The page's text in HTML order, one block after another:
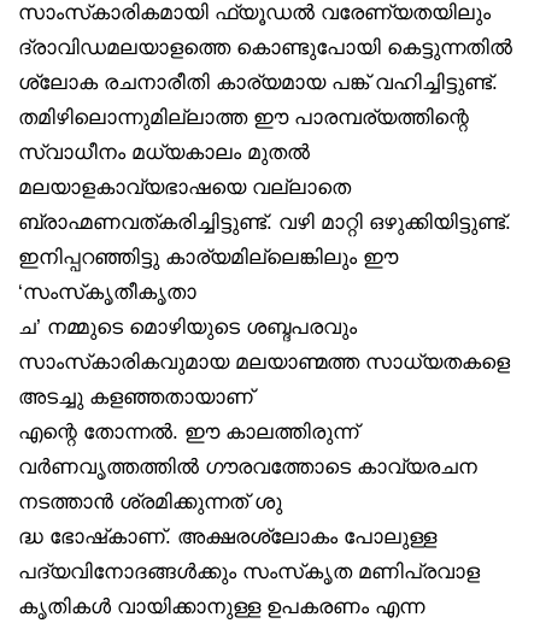
സാംസ്‌കാരികമായി ഫ്യൂഡൽ വരേണ്യതയിലും
ദ്രാവിഡമലയാളത്തെ കൊണ്ടുപോയി കെട്ടുന്നതിൽ
ശ്ലോക രചനാരീതി കാര്യമായ പങ്ക് വഹിച്ചിട്ടുണ്ട്.
തമിഴിലൊന്നുമില്ലാത്ത ഈ പാരമ്പര്യത്തിന്റെ
സ്വാധീനം മധ്യകാലം മുതൽ
മലയാളകാവ്യഭാഷയെ വല്ലാതെ
ബ്രാഹ്മണവത്കരിച്ചിട്ടുണ്ട്. വഴി മാറ്റി ഒഴുക്കിയിട്ടുണ്ട്.
ഇനിപ്പറഞ്ഞിട്ടു കാര്യമില്ലെങ്കിലും ഈ
‘സംസ്‌കൃതീകൃതാ
ച’ നമ്മുടെ മൊഴിയുടെ ശബ്ദപരവും
സാംസ്‌കാരികവുമായ മലയാണ്മത്ത സാധ്യതകളെ
അടച്ചു കളഞ്ഞതായാണ്
എന്റെ തോന്നൽ. ഈ കാലത്തിരുന്ന്
വർണവൃത്തത്തിൽ ഗൗരവത്തോടെ കാവ്യരചന
നടത്താൻ ശ്രമിക്കുന്നത് ശു
ദ്ധ ഭോഷ്‌കാണ്. അക്ഷരശ്ലോകം പോലുള്ള
പദ്യവിനോദങ്ങൾക്കും സംസ്‌കൃത മണിപ്രവാള
കൃതികൾ വായിക്കാനുള്ള ഉപകരണം എന്ന